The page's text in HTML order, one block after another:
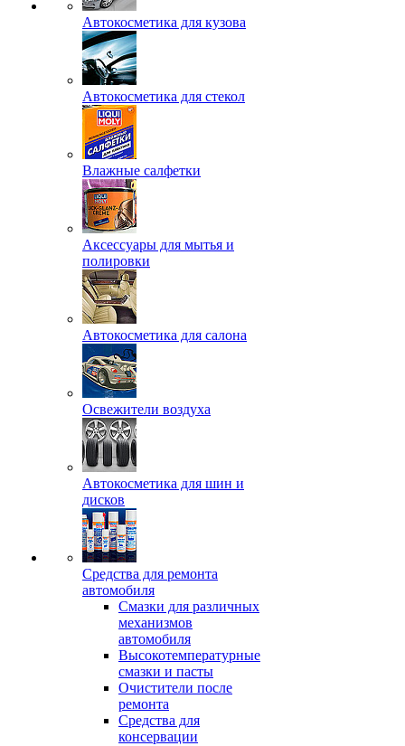
Автокосметика для кузова
Автокосметика для стекол
Влажные салфетки
Аксессуары для мытья и
полировки
Автокосметика для салона
Освежители воздуха
Автокосметика для шин и
дисков
Средства для ремонта
автомобиля
Смазки для различных
механизмов
автомобиля
Высокотемпературные
смазки и пасты
Очистители после
ремонта
Средства для
консервации